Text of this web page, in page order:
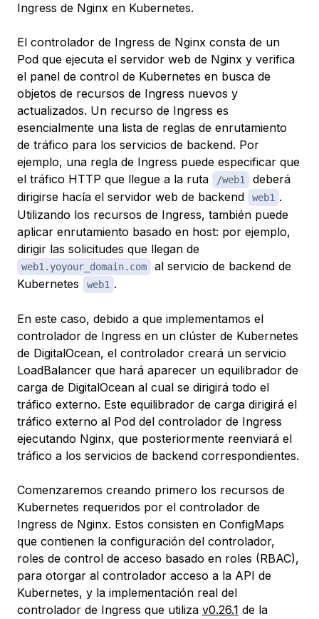
Ingress de Nginx en Kubernetes.
El controlador de Ingress de Nginx consta de un
Pod que ejecuta el servidor web de Nginx y verifica
el panel de control de Kubernetes en busca de
objetos de recursos de Ingress nuevos y
actualizados. Un recurso de Ingress es
esencialmente una lista de reglas de enrutamiento
de tráfico para los servicios de backend. Por
ejemplo, una regla de Ingress puede especificar que
el tráfico HTTP que llegue a la ruta
/web1
deberá
dirigirse hacía el servidor web de backend
web1 .
Utilizando los recursos de Ingress, también puede
aplicar enrutamiento basado en host: por ejemplo,
dirigir las solicitudes que llegan de
web1.yoyour_domain.com
al servicio de backend de
Kubernetes
web1 .
En este caso, debido a que implementamos el
controlador de Ingress en un clúster de Kubernetes
de DigitalOcean, el controlador creará un servicio
LoadBalancer que hará aparecer un equilibrador de
carga de DigitalOcean al cual se dirigirá todo el
tráfico externo. Este equilibrador de carga dirigirá el
tráfico externo al Pod del controlador de Ingress
ejecutando Nginx, que posteriormente reenviará el
tráfico a los servicios de backend correspondientes.
Comenzaremos creando primero los recursos de
Kubernetes requeridos por el controlador de
Ingress de Nginx. Estos consisten en ConfigMaps
que contienen la configuración del controlador,
roles de control de acceso basado en roles (RBAC),
para otorgar al controlador acceso a la API de
Kubernetes, y la implementación real del
controlador de Ingress que utiliza v0.26.1 de la